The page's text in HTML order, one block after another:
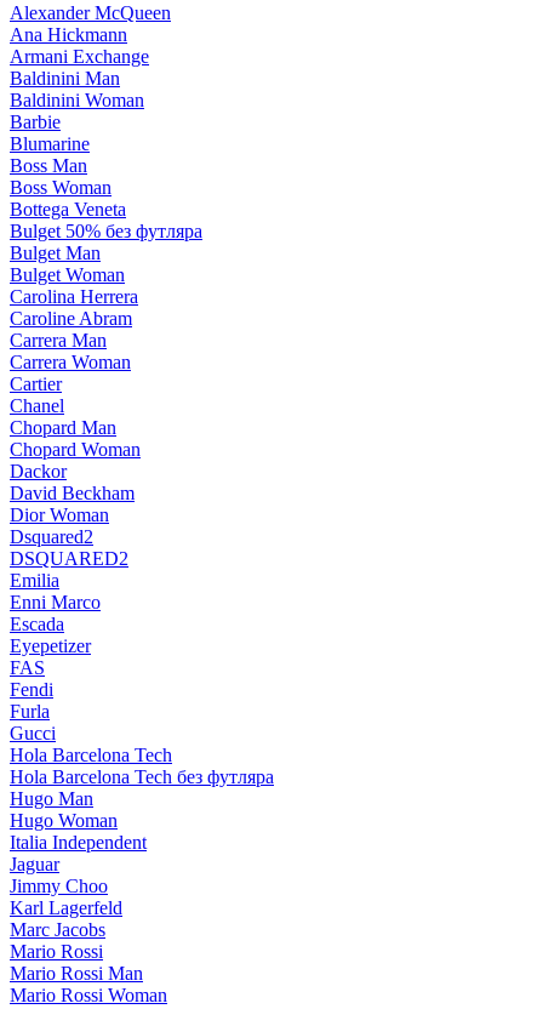
Alexander McQueen
Ana Hickmann
Armani Exchange
Baldinini Man
Baldinini Woman
Barbie
Blumarine
Boss Man
Boss Woman
Bottega Veneta
Bulget 50% без футляра
Bulget Man
Bulget Woman
Carolina Herrera
Caroline Abram
Carrera Man
Carrera Woman
Cartier
Chanel
Chopard Man
Chopard Woman
Dackor
David Beckham
Dior Woman
Dsquared2
DSQUARED2
Emilia
Enni Marco
Escada
Eyepetizer
FAS
Fendi
Furla
Gucci
Hola Barcelona Tech
Hola Barcelona Tech без футляра
Hugo Man
Hugo Woman
Italia Independent
Jaguar
Jimmy Choo
Karl Lagerfeld
Marc Jacobs
Mario Rossi
Mario Rossi Man
Mario Rossi Woman